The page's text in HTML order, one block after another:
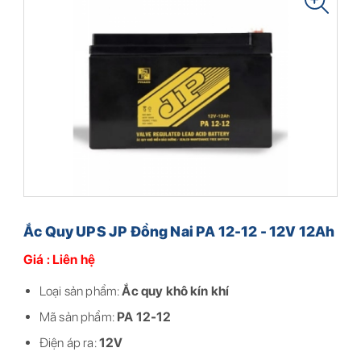
Ắc Quy UPS JP Đồng Nai PA 12-12 - 12V 12Ah
Giá : Liên hệ
Loại sản phẩm:Ắc quy khô kín khí
Mã sản phẩm: PA 12-12
Điện áp ra:12V